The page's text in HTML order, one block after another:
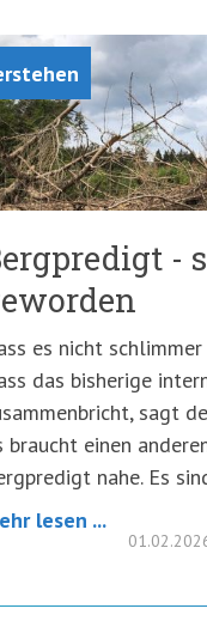
-
es nicht
das bisherige
sagt
braucht einen
nahe. Es
lesen ...